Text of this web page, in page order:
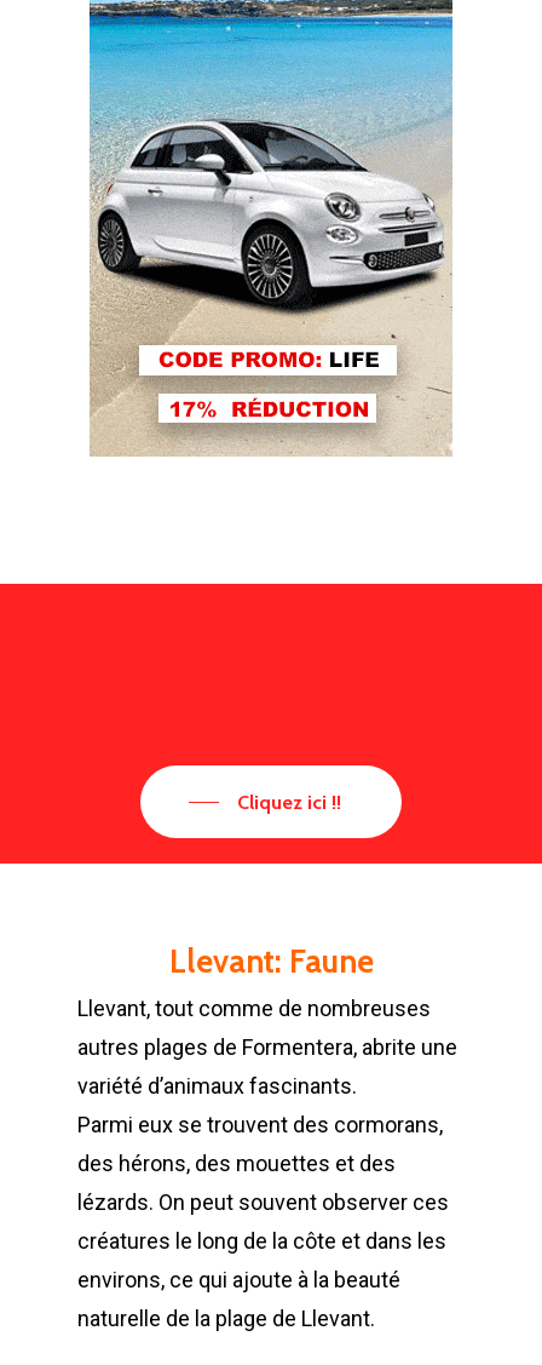
Cliquez ici !!
Llevant: Faune
Llevant, tout comme de nombreuses
autres plages de Formentera, abrite une
variété d’animaux fascinants.
Parmi eux se trouvent des cormorans,
des hérons, des mouettes et des
lézards. On peut souvent observer ces
créatures le long de la côte et dans les
environs, ce qui ajoute à la beauté
naturelle de la plage de Llevant.